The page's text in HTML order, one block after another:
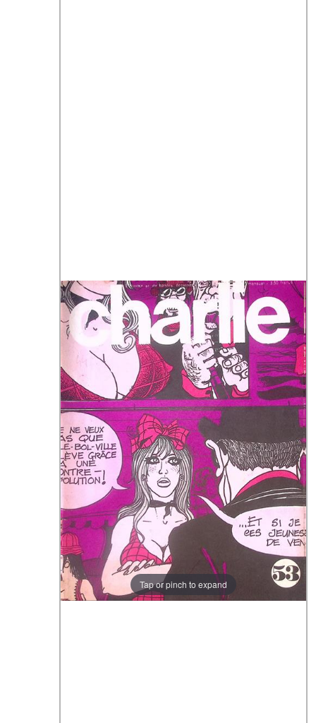
Tap or pinch to expand